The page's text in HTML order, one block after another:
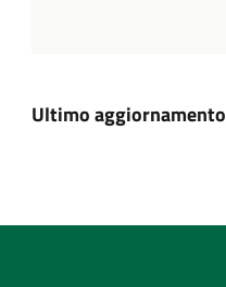
Ultimo aggiornamento